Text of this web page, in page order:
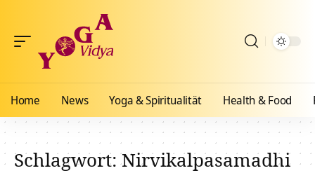
Home News Yoga & Spiritualität Health & Food
Schlagwort:Nirvikalpasamadhi